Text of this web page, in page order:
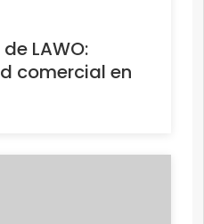
LAWO:
comercial en